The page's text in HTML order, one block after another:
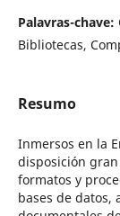
Palavras-chave:
Bibliotecas,
Resumo
Inmersos en la
disposición
formatos y
bases de datos,